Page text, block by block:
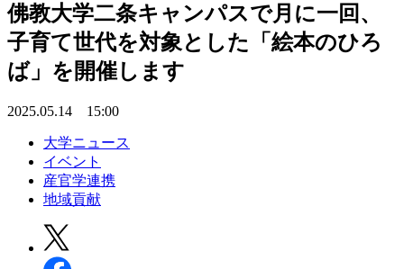
佛教大学二条キャンパスで月に一回、
子育て世代を対象とした「絵本のひろ
ば」を開催します
2025.05.14 15:00
大学ニュース
イベント
産官学連携
地域貢献